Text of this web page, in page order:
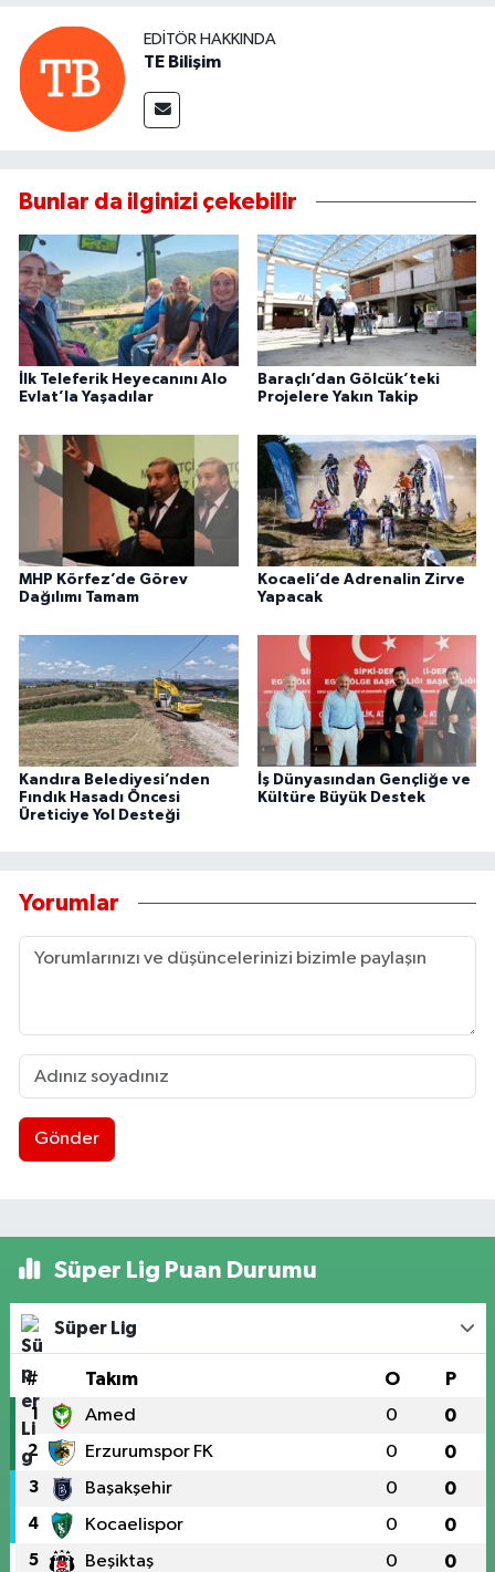
EDITÖR HAKKINDA
TE Bilişim
Bunlar da ilginizi çekebilir
İlk Teleferik Heyecanını Alo
Evlat’la Yaşadılar
Baraçlı’dan Gölcük’teki
Projelere Yakın Takip
MHP Körfez’de Görev
Dağılımı Tamam
Kocaeli’de Adrenalin Zirve
Yapacak
Kandıra Belediyesi’nden
Fındık Hasadı Öncesi
Üreticiye Yol Desteği
İş Dünyasından Gençliğe ve
Kültüre Büyük Destek
Yorumlar
Gönder
Süper Lig Puan Durumu
Süper Lig
# Takım O P
1 Amed 0 0
2 Erzurumspor FK 0 0
3 Başakşehir 0 0
4 Kocaelispor 0 0
5 Beşiktaş 0 0